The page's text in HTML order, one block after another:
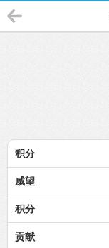
积分
威望
积分
贡献